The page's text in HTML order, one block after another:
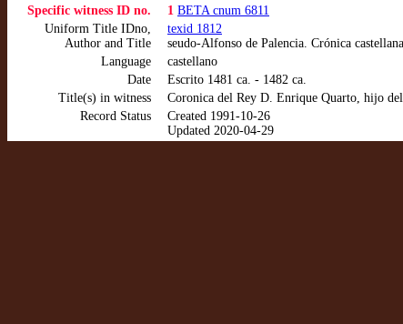
Specific witness ID no. 1 BETA cnum 6811
Uniform Title IDno,
Author and Title
texid 1812
seudo-Alfonso de Palencia. Crónica
Language
castellano
Date
Escrito 1481 ca. - 1482 ca.
Title(s) in witness
Coronica del Rey D. Enrique Quarto, hijo
Record Status
Created 1991-10-26
Updated 2020-04-29